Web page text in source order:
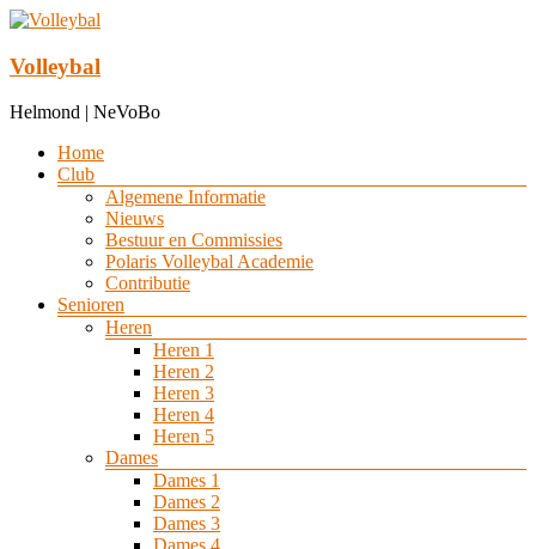
Ga
de
inhoud
Volleybal
Helmond | NeVoBo
Menu
Home
Club
Algemene Informatie
Nieuws
Bestuur en Commissies
Polaris Volleybal Academie
Contributie
Senioren
Heren
Heren 1
Heren 2
Heren 3
Heren 4
Heren 5
Dames
Dames 1
Dames 2
Dames 3